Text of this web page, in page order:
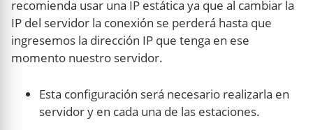
recomienda usar una IP estática ya que al cambiar la
IP del servidor la conexión se perderá hasta que
ingresemos la dirección IP que tenga en ese
momento nuestro servidor.
Esta configuración será necesario realizarla en
servidor y en cada una de las estaciones.